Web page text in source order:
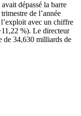
dépassé la barre
de l’année
avec un chiffre
%). Le directeur
de 34,630 milliards de